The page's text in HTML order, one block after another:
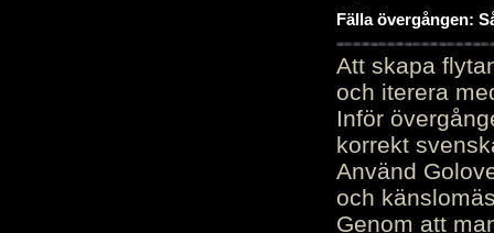
Fälla övergången:
Att skapa
och iterera
Inför
korrekt
Använd
och
Genom att